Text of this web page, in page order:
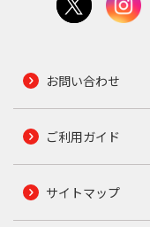
お問い合わせ
ご利用ガイド
サイトマップ